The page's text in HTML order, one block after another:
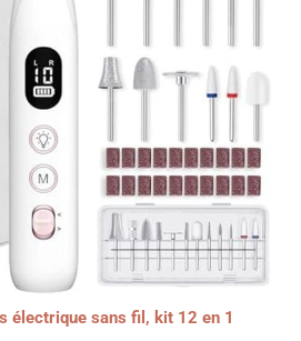
électrique sans fil, kit 12 en 1